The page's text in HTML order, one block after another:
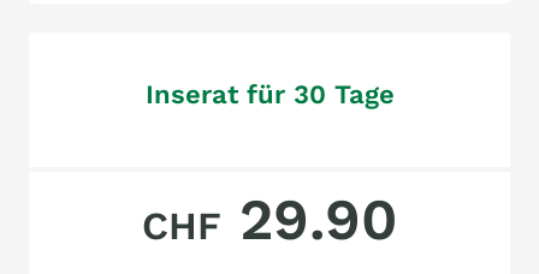
Inserat für 30 Tage
CHF 29.90